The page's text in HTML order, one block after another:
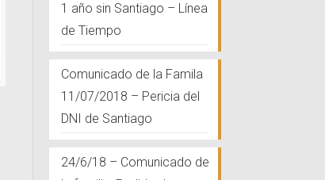
1 año sin Santiago – Línea
de Tiempo
Comunicado de la Famila
11/07/2018 – Pericia del
DNI de Santiago
24/6/18 – Comunicado de